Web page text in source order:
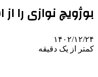
بوژویچ نوازی را
۱۴۰۲/۱۲/۲۴
کمتر از یک دقیقه